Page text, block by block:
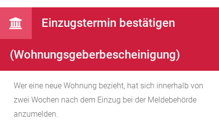
Einzugstermin bestätigen
(Wohnungsgeberbescheinigung)
Wer eine neue Wohnung bezieht, hat sich innerhalb von
zwei Wochen nach dem Einzug bei der Meldebehörde
anzumelden.